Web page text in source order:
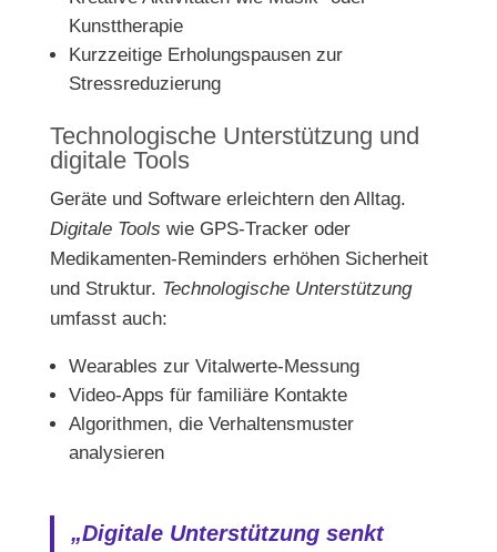
Kunsttherapie
Kurzzeitige Erholungspausen zur
Stressreduzierung
Technologische Unterstützung und
digitale Tools
Geräte und Software erleichtern den Alltag.
Digitale Tools wie GPS-Tracker oder
Medikamenten-Reminders erhöhen Sicherheit
und Struktur. Technologische Unterstützung
umfasst auch:
Wearables zur Vitalwerte-Messung
Video-Apps für familiäre Kontakte
Algorithmen, die Verhaltensmuster
analysieren
„Digitale Unterstützung senkt